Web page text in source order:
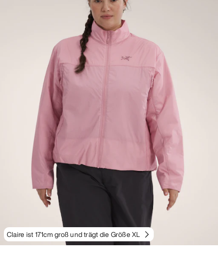
Claire ist 171cm groß und trägt die Größe XL